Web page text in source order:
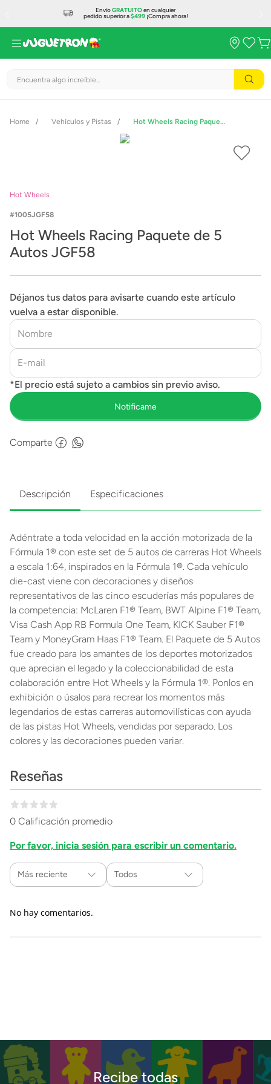
EnvíoGRATUITOen cualquier
pedido superior a$499¡Compra ahora!
Encuentra algo increíble...
Vehículos y Pistas Hot Wheels Racing Paquete de 5 Autos JGF58
Hot Wheels
1005JGF58
Hot Wheels Racing Paquete de 5
Autos JGF58
Déjanos tus datos para avisarte cuando este artículo
vuelva a estar disponible.
Comparte
Descripción Especificaciones
Adéntrate a toda velocidad en la acción motorizada de la
Fórmula 1® con este set de 5 autos de carreras Hot Wheels
a escala 1:64, inspirados en la Fórmula 1®. Cada vehículo
die-cast viene con decoraciones y diseños
representativos de las cinco escuderías más populares de
la competencia: McLaren F1® Team, BWT Alpine F1® Team,
Visa Cash App RB Formula One Team, KICK Sauber F1®
Team y MoneyGram Haas F1® Team. El Paquete de 5 Autos
fue creado para los amantes de los deportes motorizados
que aprecian el legado y la coleccionabilidad de esta
colaboración entre Hot Wheels y la Fórmula 1®. Ponlos en
exhibición o úsalos para recrear los momentos más
legendarios de estas carreras automovilísticas con ayuda
de las pistas Hot Wheels, vendidas por separado. Los
colores y las decoraciones pueden variar.
Reseñas
0 Calificación promedio
Por favor, inicia sesión para escribir un comentario.
Más reciente Todos
No hay comentarios.
Recibe todas